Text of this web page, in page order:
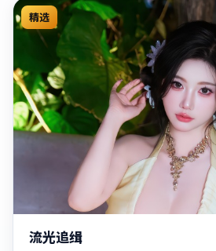
精选
流光追缉